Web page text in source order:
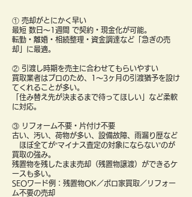
① 売却がとにかく早い
最短 数日〜1週間 で契約・現金化が可能。
転勤・離婚・相続整理・資金調達など「急ぎの売
却」に最適。
② 引渡し時期を売主に合わせてもらいやすい
買取業者はプロのため、1〜3ヶ月の引渡猶予を設け
てくれることが多い。
「住み替え先が決まるまで待ってほしい」など柔軟
に対応。
③ リフォーム不要・片付け不要
古い、汚い、荷物が多い、設備故障、雨漏り歴など
ほぼ全てが“マイナス査定の対象にならない”のが
買取の強み。
残置物を残したまま売却（残置物譲渡）ができるケ
ースも多い。
SEOワード例：残置物OK／ボロ家買取／リフォー
ム不要の売却